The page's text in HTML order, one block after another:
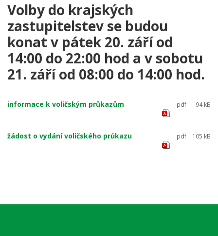
Volby do krajských
zastupitelstev se budou
konat v pátek 20. září od
14:00 do 22:00 hod a v sobotu
21. září od 08:00 do 14:00 hod.
informace k voličským průkazům pdf 94 kB
žádost o vydání voličského průkazu pdf 105 kB